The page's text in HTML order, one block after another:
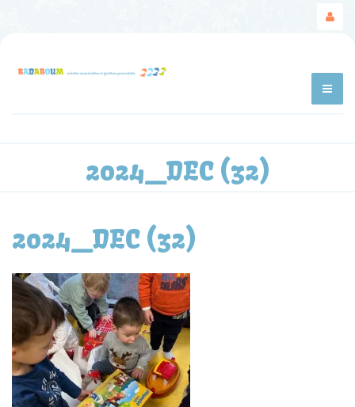
2024_DEC (32)
2024_DEC (32)